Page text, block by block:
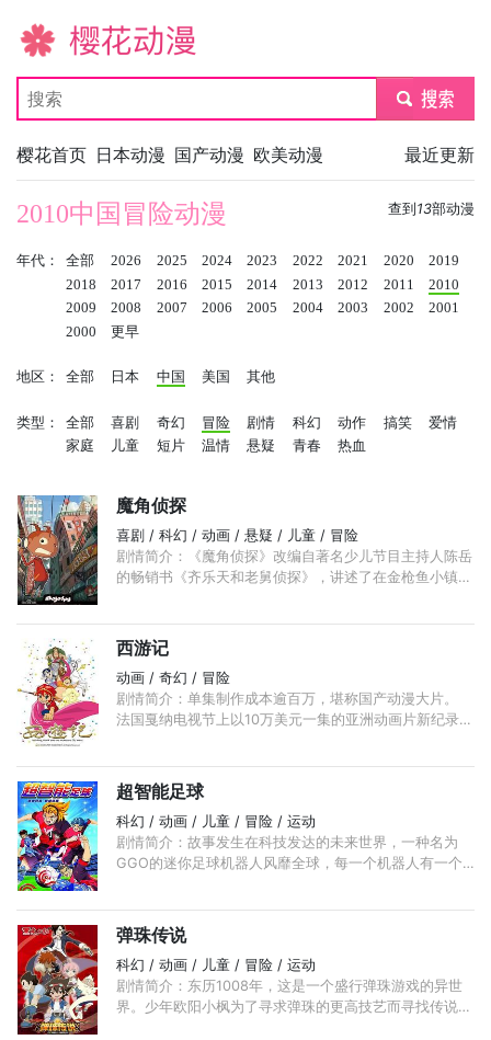
樱花动漫
submit
樱花首页 日本动漫 国产动漫 欧美动漫 最近更新
查到 13部动漫
2010中国冒险动漫
年代： 全部 2026 2025 2024 2023 2022 2021 2020
2019
2018
2017 2016 2015 2014 2013 2012 2011
2010
2009
2008 2007 2006 2005 2004 2003 2002
2001
2000
更早
地区： 全部 日本 中国 美国 其他
类型： 全部 喜剧 奇幻 冒险 剧情 科幻 动作 搞笑
爱情
家庭
儿童 短片 温情 悬疑 青春 热血
魔角侦探
喜剧 / 科幻 / 动画 / 悬疑 / 儿童 / 冒险
剧情简介：《魔角侦探》改编自著名少儿节目主持人陈岳
的畅销书《齐乐天和老舅侦探》，讲述了在金枪鱼小镇
西游记
动画 / 奇幻 / 冒险
剧情简介：单集制作成本逾百万，堪称国产动漫大片。
法国戛纳电视节上以10万美元一集的亚洲动画片新纪录，
超智能足球
科幻 / 动画 / 儿童 / 冒险 / 运动
剧情简介：故事发生在科技发达的未来世界，一种名为
GGO的迷你足球机器人风靡全球，每一个机器人有一个
弹珠传说
科幻 / 动画 / 儿童 / 冒险 / 运动
剧情简介：东历1008年，这是一个盛行弹珠游戏的异世
界。少年欧阳小枫为了寻求弹珠的更高技艺而寻找传说中